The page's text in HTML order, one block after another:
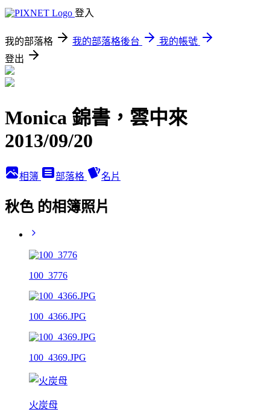
登入
我的部落格 我的部落格後台
我的帳號
登出
Monica 錦書，雲中來
2013/09/20
相簿 部落格 名片
秋色 的相簿照片
100_3776
100_4366.JPG
100_4369.JPG
火炭母